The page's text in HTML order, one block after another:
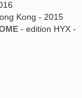
Kong - 2015
- edition HYX -